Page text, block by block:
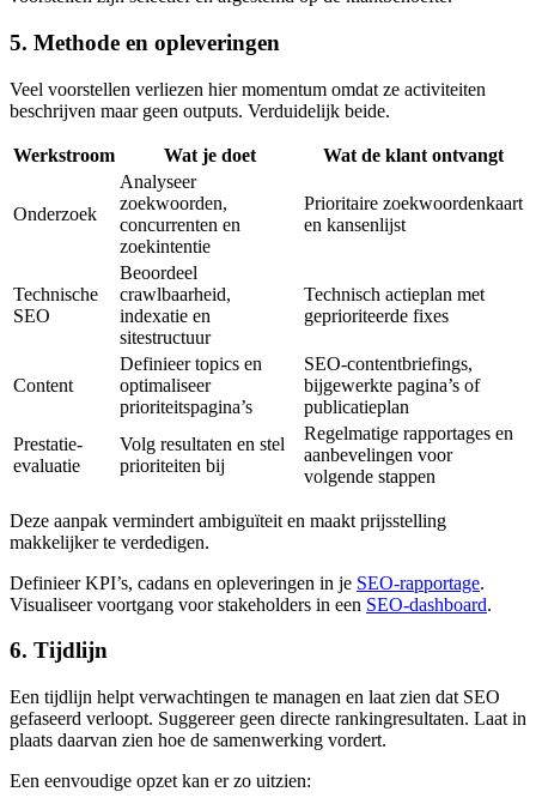
5. Methode en opleveringen
Veel voorstellen verliezen hier momentum omdat ze activiteiten
beschrijven maar geen outputs. Verduidelijk beide.
Werkstroom Wat je doet Wat de klant ontvangt
Onderzoek
Analyseer
zoekwoorden,
concurrenten en
zoekintentie
Prioritaire zoekwoordenkaart
en kansenlijst
Technische
SEO
Beoordeel
crawlbaarheid,
indexatie en
sitestructuur
Technisch actieplan met
geprioriteerde fixes
Content
Definieer topics en
optimaliseer
prioriteitspagina’s
SEO-contentbriefings,
bijgewerkte pagina’s of
publicatieplan
Prestatie-
evaluatie
Volg resultaten en stel
prioriteiten bij
Regelmatige rapportages en
aanbevelingen voor
volgende stappen
Deze aanpak vermindert ambiguïteit en maakt prijsstelling
makkelijker te verdedigen.
Definieer KPI’s, cadans en opleveringen in je SEO-rapportage.
Visualiseer voortgang voor stakeholders in een SEO-dashboard.
6. Tijdlijn
Een tijdlijn helpt verwachtingen te managen en laat zien dat SEO
gefaseerd verloopt. Suggereer geen directe rankingresultaten. Laat in
plaats daarvan zien hoe de samenwerking vordert.
Een eenvoudige opzet kan er zo uitzien: